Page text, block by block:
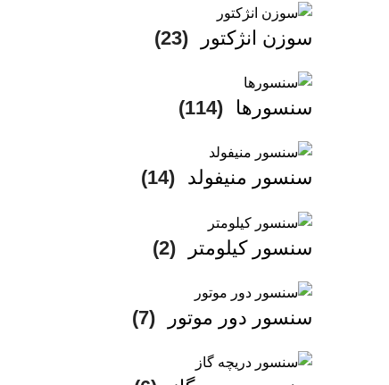
سوزن انژکتور (23)
سنسورها (114)
سنسور منیفولد (14)
سنسور کیلومتر (2)
سنسور دور موتور (7)